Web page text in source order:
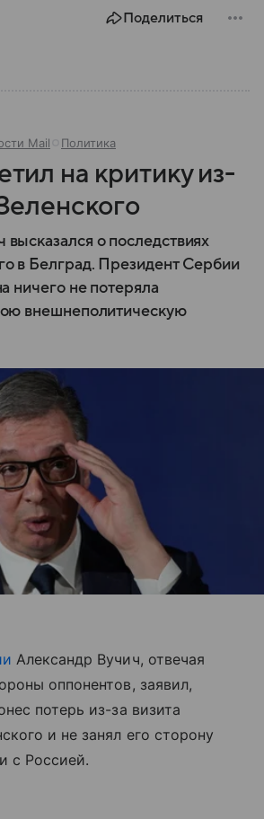
Поделиться
Mail Политика
на критику из-
о последствиях
в Белград. Президент Сербии
ничего не потеряла
внешнеполитическую
Александр Вучич, отвечая
оппонентов, заявил,
потерь из-за визита
и не занял его сторону
с Россией.